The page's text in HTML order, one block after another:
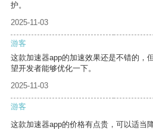
护。
2025-11-03
游客
这款加速器app的加速效果还是不错的，
望开发者能够优化一下。
2025-11-03
游客
这款加速器app的价格有点贵，可以适当